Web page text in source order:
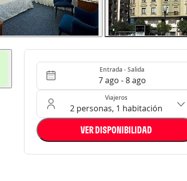
Entrada - Salida Entrada - Salida
7 ago - 8 ago
Ocupación: 2 personas, 1 habitación
Viajeros
2 personas, 1 habitación
VER DISPONIBILIDAD